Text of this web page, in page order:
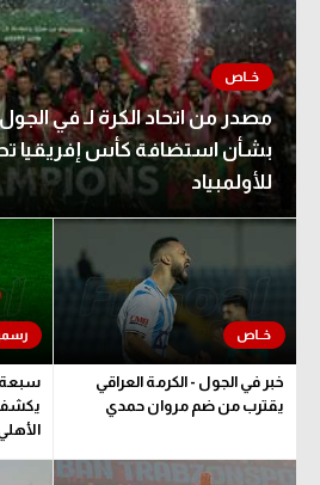
مصدر من اتحاد الكرة لـ في
للأولمبياد
خبر في الجول - الكرمة العراقي
يقترب من ضم مروان حمدي
سبعة